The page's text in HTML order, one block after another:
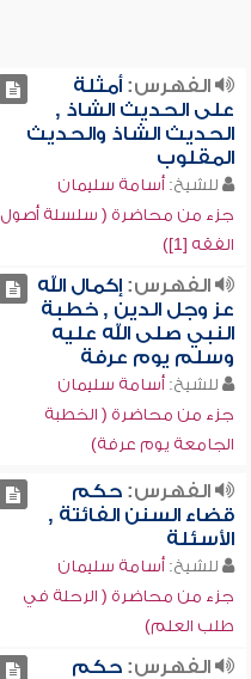
الفهرس:أمثلة
على الحديث الشاذ ,
الحديث الشاذ والحديث
المقلوب
للشيخ: أسامة سليمان
جزء من محاضرة ( سلسلة أصول
الفقه [1])
الفهرس:إكمال الله
عز وجل الدين , خطبة
النبي صلى الله عليه
وسلم يوم عرفة
للشيخ: أسامة سليمان
جزء من محاضرة ( الخطبة
الجامعة يوم عرفة)
الفهرس:حكم
قضاء السنن الفائتة ,
الأسئلة
للشيخ: أسامة سليمان
جزء من محاضرة ( الرحلة في
طلب العلم)
الفهرس:حكم